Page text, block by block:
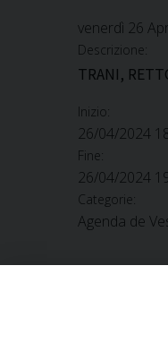
venerdì 26
Descrizione:
TRANI,
Inizio:
26/04/2024
Fine:
26/04/2024
Categorie:
Agenda de